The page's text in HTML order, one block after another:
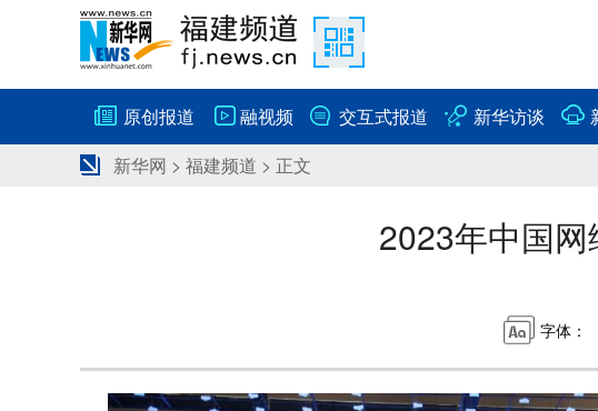
原创报道 融视频 交互式报道 新华访谈
新华网 > 福建频道 > 正文
2023年中国
字体：